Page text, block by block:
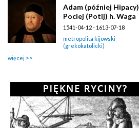
Adam (później Hipacy)
Pociej (Potij) h. Waga
1541-04-12 - 1613-07-18
metropolita kijowski
(grekokatolicki)
więcej